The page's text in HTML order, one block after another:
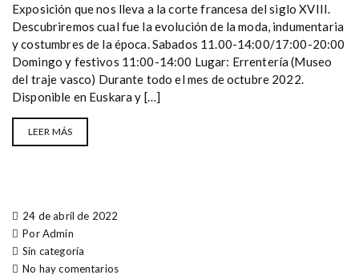
Exposición que nos lleva a la corte francesa del siglo XVIII.
Descubriremos cual fue la evolución de la moda, indumentaria
y costumbres de la época. Sabados 11.00-14:00/17:00-20:00
Domingo y festivos 11:00-14:00 Lugar: Errentería (Museo
del traje vasco) Durante todo el mes de octubre 2022.
Disponible en Euskara y […]
LEER MÁS
24 de abril de 2022
Por Admin
Sin categoría
No hay comentarios